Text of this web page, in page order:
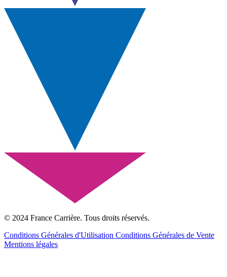
© 2024 France Carrière. Tous droits réservés.
Conditions Générales d'Utilisation Conditions Générales de Vente
Mentions légales